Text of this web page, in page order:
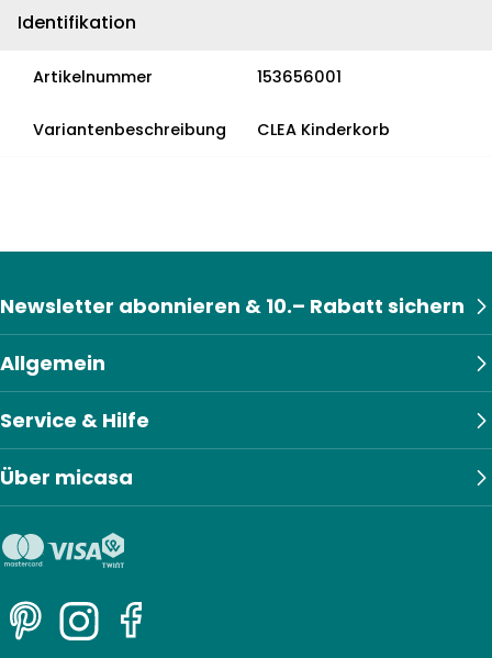
Identifikation
Artikelnummer 153656001
Variantenbeschreibung CLEA Kinderkorb
Allgemein
Service & Hilfe
Über micasa
Newsletter abonnieren & 10.– Rabatt sichern
PinterestInstagramFacebook